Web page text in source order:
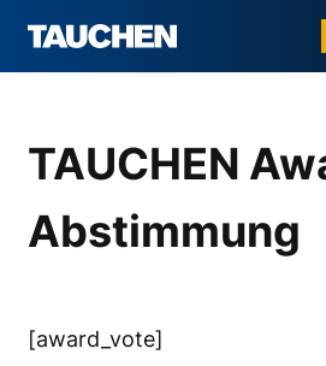
TAUCHEN
Abstimmung
[award_vote]